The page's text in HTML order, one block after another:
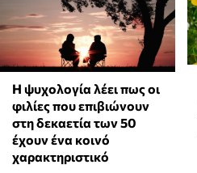
⁠Η ψυχολογία λέει πως οι
φιλίες που επιβιώνουν
στη δεκαετία των 50
έχουν ένα κοινό
χαρακτηριστικό